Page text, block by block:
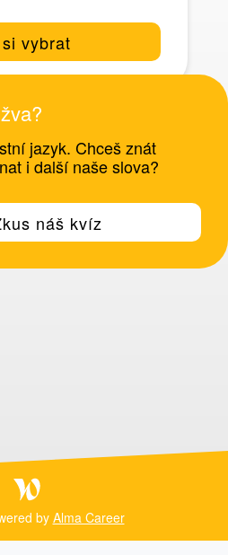
místa
jazyk. Chceš znát
i další naše slova?
náš kvíz
vybrat
by Alma Career